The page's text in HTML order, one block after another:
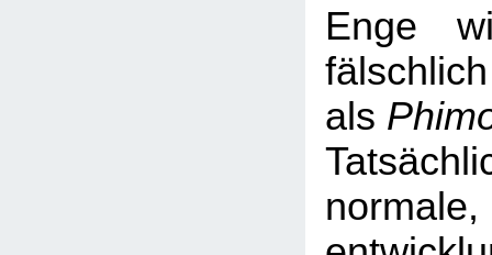
Enge
fälschlich
als
normale,